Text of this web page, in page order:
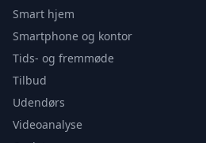
Smart hjem
Smartphone og kontor
Tids- og fremmøde
Tilbud
Udendørs
Videoanalyse